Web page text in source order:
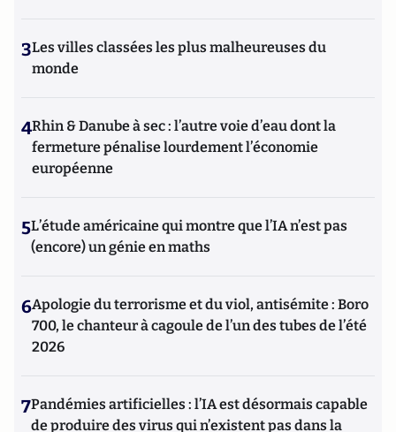
3Les villes classées les plus malheureuses du
monde
4Rhin & Danube à sec : l’autre voie d’eau dont la
fermeture pénalise lourdement l’économie
européenne
5L’étude américaine qui montre que l’IA n’est pas
(encore) un génie en maths
6Apologie du terrorisme et du viol, antisémite : Boro
700, le chanteur à cagoule de l’un des tubes de l’été
2026
7Pandémies artificielles : l’IA est désormais capable
de produire des virus qui n’existent pas dans la